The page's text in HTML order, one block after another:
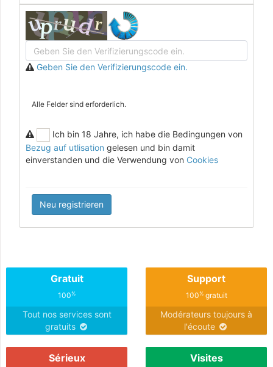
Geben Sie den Verifizierungscode ein.
Alle Felder sind erforderlich.
Ich bin 18 Jahre, ich habe die Bedingungen von
Bezug auf utlisation gelesen und bin damit
einverstanden und die Verwendung von Cookies
Neu registrieren
Gratuit
100%
Tout nos services sont
gratuits
Support
100%gratuit
Modérateurs toujours à
l'écoute
Sérieux Visites